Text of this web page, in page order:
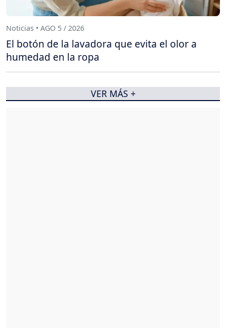
Noticias • AGO 5 / 2026
El botón de la lavadora que evita el olor a
humedad en la ropa
VER MÁS +